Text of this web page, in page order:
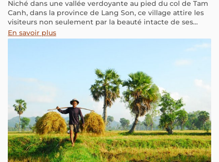
Niché dans une vallée verdoyante au pied du col de Tam
Canh, dans la province de Lang Son, ce village attire les
visiteurs non seulement par la beauté intacte de ses
paysages et ses vestiges anciens, mais aussi par un
savoir-faire traditionnel fascinant : la fabrication des tuiles
En savoir plus